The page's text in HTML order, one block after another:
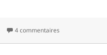
4 commentaires